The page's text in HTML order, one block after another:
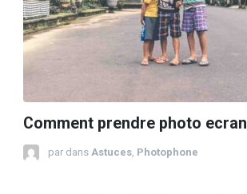
Comment prendre photo
par dans Astuces Photophone